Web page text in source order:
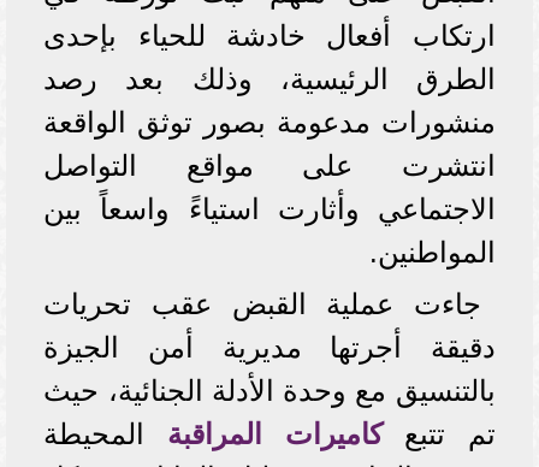
ارتكاب أفعال خادشة للحياء بإحدى
الطرق الرئيسية، وذلك بعد رصد
منشورات مدعومة بصور توثق الواقعة
انتشرت على مواقع التواصل
الاجتماعي وأثارت استياءً واسعاً بين
المواطنين.
جاءت عملية القبض عقب تحريات
دقيقة أجرتها مديرية أمن الجيزة
بالتنسيق مع وحدة الأدلة الجنائية، حيث
تم تتبعكاميرات المراقبة المحيطة